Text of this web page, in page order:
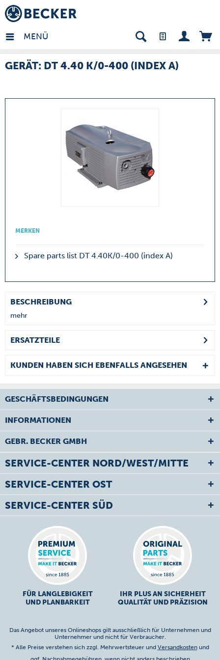
MENÜ
- DE
GERÄT: DT 4.40 K/0-400 (INDEX A)
MERKEN
Spare parts list DT 4.40K/0-400 (index A)
BESCHREIBUNG
mehr
ERSATZTEILE
KUNDEN HABEN SICH EBENFALLS ANGESEHEN
GESCHÄFTSBEDINGUNGEN
INFORMATIONEN
GEBR. BECKER GMBH
SERVICE-CENTER NORD/WEST/MITTE
SERVICE-CENTER OST
SERVICE-CENTER SÜD
FÜR LANGLEBIGKEIT
UND PLANBARKEIT
IHR PLUS AN SICHERHEIT
QUALITÄT UND PRÄZISION
Das Angebot unseres Onlineshops gilt ausschließlich für Unternehmen und
Unternehmer und nicht für Verbraucher.
* Alle Preise verstehen sich zzgl. Mehrwertsteuer und Versandkostenund